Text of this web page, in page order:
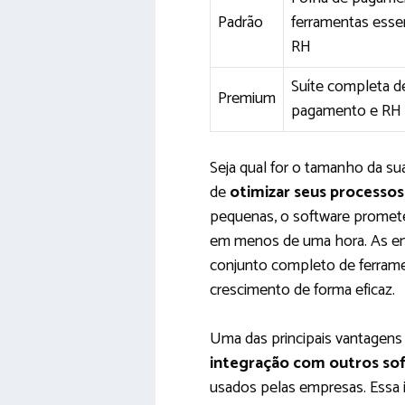
Padrão
ferramentas
RH
Premium Suíte completa
pagamento e RH
Seja qual for o tamanho da
deotimizar seus
pequenas, o software
em menos de uma hora. As
conjunto completo de
crescimento de forma eficaz.
Uma das principais
integração com outros
usados pelas empresas.